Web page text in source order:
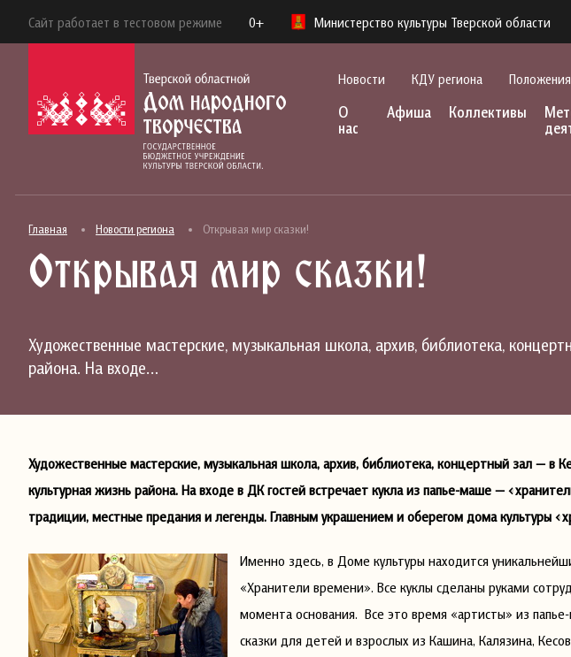
Сайт работает в тестовом режиме 0+ Министерство культуры Тверской области
Новости КДУ региона
О
нас
Афиша Коллективы
Главная Новости региона Открывая мир сказки!
Открывая мир сказки!
Художественные мастерские, музыкальная школа, архив, библиотека,
района. На входе…
Художественные мастерские, музыкальная школа, архив, библиотека, концертный зал — в
культурная жизнь района. На входе в ДК гостей встречает кукла из папье-маше —
традиции, местные предания и легенды. Главным украшением и оберегом дома культуры
Именно здесь, в Доме культуры находится
«Хранители времени». Все куклы сделаны руками
момента основания. Все это время «артисты» из
сказки для детей и взрослых из Кашина, Калязина,